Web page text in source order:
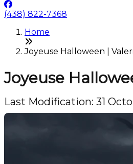
(438) 822-7368
Home
Joyeuse Halloween |
Joyeuse
Last Modification: 31